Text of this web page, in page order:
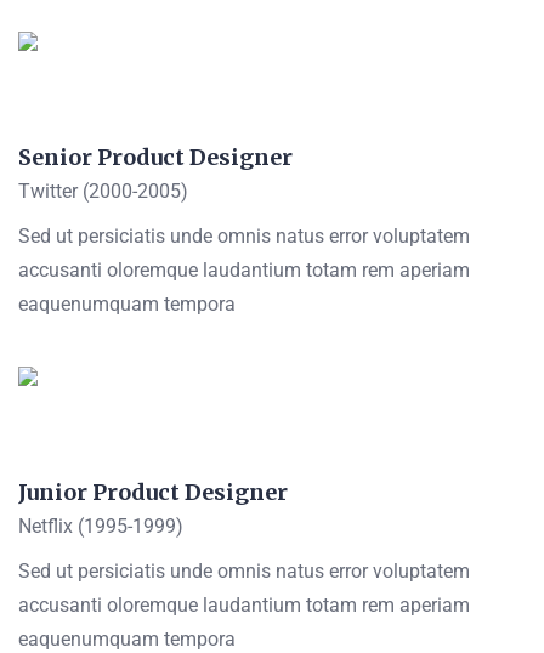
Senior Product Designer
Twitter (2000-2005)
Sed ut persiciatis unde omnis natus error voluptatem
accusanti oloremque laudantium totam rem aperiam
eaquenumquam tempora
Junior Product Designer
Netflix (1995-1999)
Sed ut persiciatis unde omnis natus error voluptatem
accusanti oloremque laudantium totam rem aperiam
eaquenumquam tempora